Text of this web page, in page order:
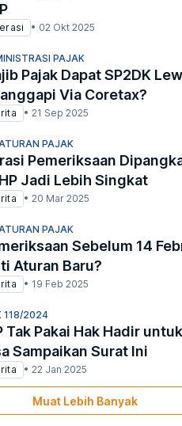
• 02 Okt 2025
PAJAK
Pajak Dapat SP2DK
Via Coretax?
• 21 Sep 2025
PAJAK
Pemeriksaan
Jadi Lebih Singkat
• 20 Mar 2025
PAJAK
Sebelum 14
Aturan Baru?
• 19 Feb 2025
118/2024
Tak Pakai Hak Hadir
Sampaikan Surat Ini
• 22 Jan 2025
Muat Lebih Banyak